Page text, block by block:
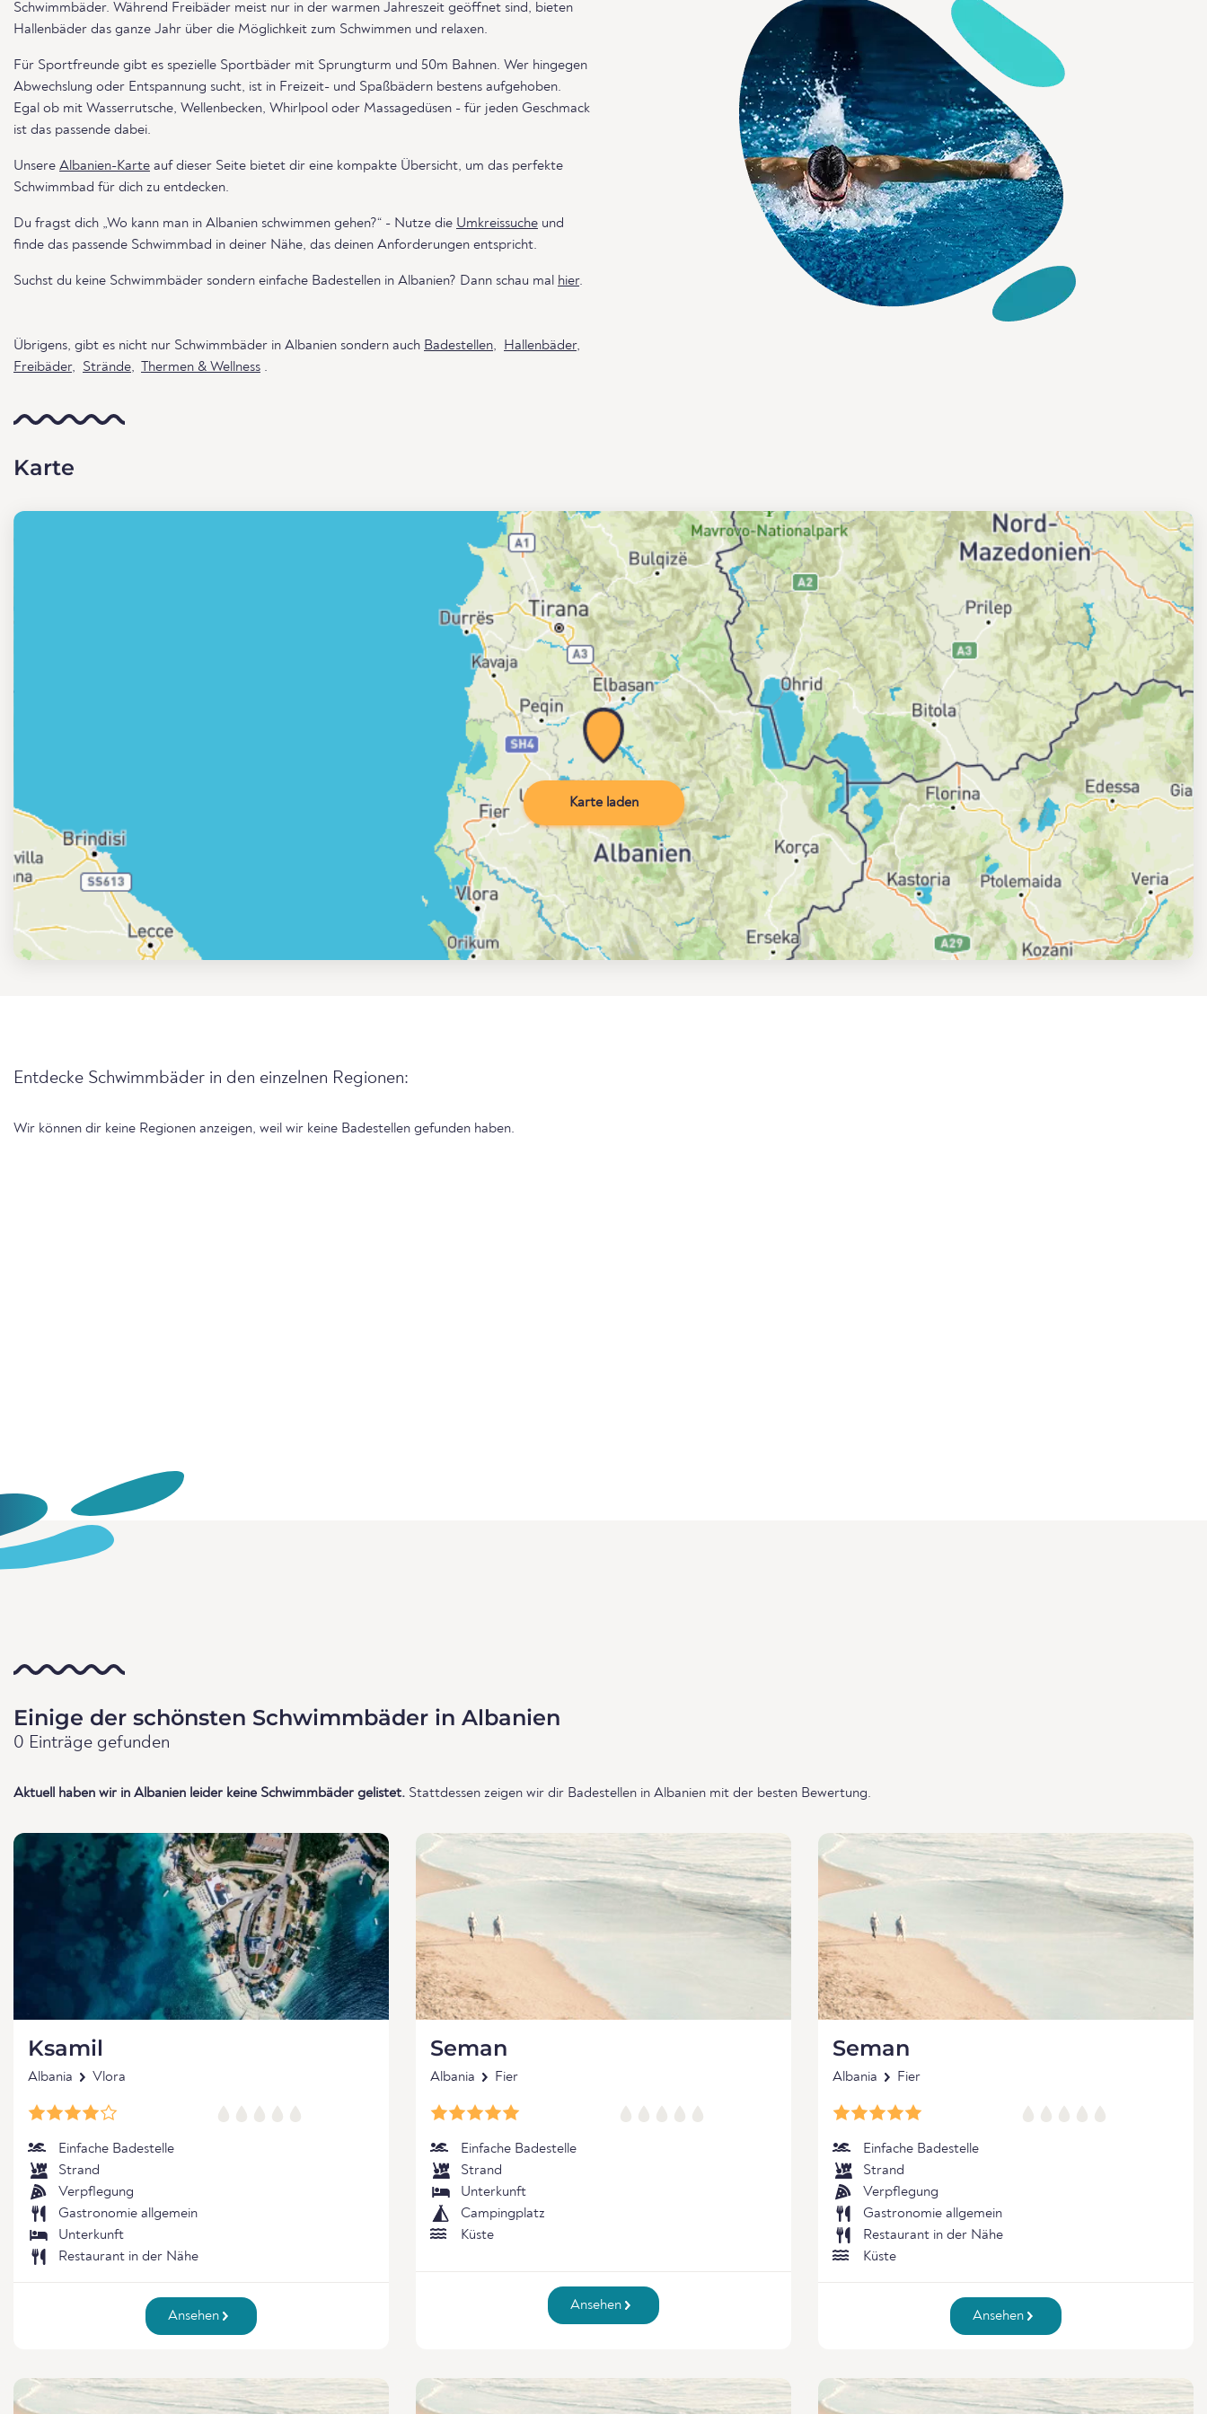
Schwimmbäder. Während Freibäder meist nur in der warmen Jahreszeit geöffnet sind, bieten
Hallenbäder das ganze Jahr über die Möglichkeit zum Schwimmen und relaxen.
Für Sportfreunde gibt es spezielle Sportbäder mit Sprungturm und 50m Bahnen. Wer hingegen
Abwechslung oder Entspannung sucht, ist in Freizeit- und Spaßbädern bestens aufgehoben.
Egal ob mit Wasserrutsche, Wellenbecken, Whirlpool oder Massagedüsen - für jeden Geschmack
ist das passende dabei.
Unsere Albanien-Karte auf dieser Seite bietet dir eine kompakte Übersicht, um das perfekte
Schwimmbad für dich zu entdecken.
Du fragst dich „Wo kann man in Albanien schwimmen gehen?“ - Nutze die Umkreissuche und
finde das passende Schwimmbad in deiner Nähe, das deinen Anforderungen entspricht.
Suchst du keine Schwimmbäder sondern einfache Badestellen in Albanien? Dann schau mal hier.
Übrigens, gibt es nicht nur Schwimmbäder in Albanien sondern auch Badestellen, Hallenbäder,
Freibäder, Strände, Thermen & Wellness .
Karte
Karte laden
Entdecke Schwimmbäder in den einzelnen Regionen:
Wir können dir keine Regionen anzeigen, weil wir keine Badestellen gefunden haben.
Einige der schönsten Schwimmbäder in Albanien
0 Einträge gefunden
Aktuell haben wir in Albanien leider keine Schwimmbäder gelistet. Stattdessen zeigen wir dir Badestellen in Albanien mit der besten Bewertung.
Ksamil
Albania Vlora
Einfache Badestelle
Strand
Verpflegung
Gastronomie allgemein
Unterkunft
Restaurant in der Nähe
Ansehen
Seman
Albania Fier
Einfache Badestelle
Strand
Unterkunft
Campingplatz
Küste
Ansehen
Seman
Albania Fier
Einfache Badestelle
Strand
Verpflegung
Gastronomie allgemein
Restaurant in der Nähe
Küste
Ansehen